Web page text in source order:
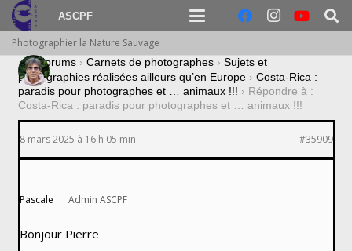
ASCPF
Photographier la Nature Sauvage
› Forums › Carnets de photographes › Sujets et
photographies réalisées ailleurs qu’en Europe › Costa-Rica :
paradis pour photographes et … animaux !!! › Répondre à :
Costa-Rica : paradis pour photographes et … animaux !!!
8 mars 2025 à 16 h 05 min #35909
Pascale Admin ASCPF
Bonjour Pierre